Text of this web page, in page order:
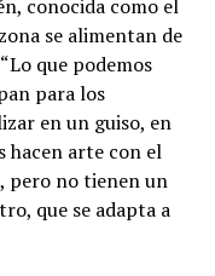
conocida como el
se alimentan de
que podemos
para los
en un guiso, en
hacen arte con el
pero no tienen un
que se adapta a